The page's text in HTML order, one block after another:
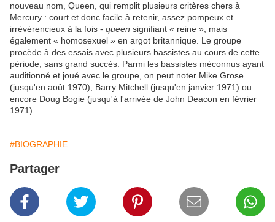
nouveau nom, Queen, qui remplit plusieurs critères chers à
Mercury : court et donc facile à retenir, assez pompeux et
irrévérencieux à la fois - queen signifiant « reine », mais
également « homosexuel » en argot britannique. Le groupe
procède à des essais avec plusieurs bassistes au cours de cette
période, sans grand succès. Parmi les bassistes méconnus ayant
auditionné et joué avec le groupe, on peut noter Mike Grose
(jusqu'en août 1970), Barry Mitchell (jusqu'en janvier 1971) ou
encore Doug Bogie (jusqu'à l'arrivée de John Deacon en février
1971).
#BIOGRAPHIE
Partager